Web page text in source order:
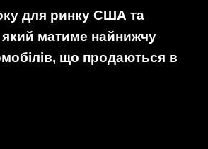
для ринку США та
матиме найнижчу
що продаються в